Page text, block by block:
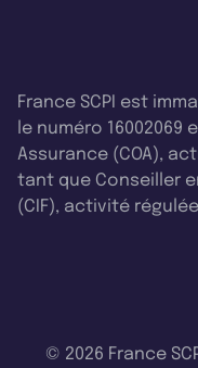
France SCPI est
le numéro
Assurance (COA),
tant que Conseiller
(CIF), activité régulée
© 2026 France